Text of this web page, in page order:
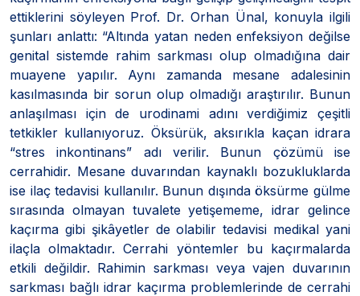
ettiklerini söyleyen Prof. Dr. Orhan Ünal, konuyla ilgili
şunları anlattı: “Altında yatan neden enfeksiyon değilse
genital sistemde rahim sarkması olup olmadığına dair
muayene yapılır. Aynı zamanda mesane adalesinin
kasılmasında bir sorun olup olmadığı araştırılır. Bunun
anlaşılması için de urodinami adını verdiğimiz çeşitli
tetkikler kullanıyoruz. Öksürük, aksırıkla kaçan idrara
“stres inkontinans” adı verilir. Bunun çözümü ise
cerrahidir. Mesane duvarından kaynaklı bozukluklarda
ise ilaç tedavisi kullanılır. Bunun dışında öksürme gülme
sırasında olmayan tuvalete yetişememe, idrar gelince
kaçırma gibi şikâyetler de olabilir tedavisi medikal yani
ilaçla olmaktadır. Cerrahi yöntemler bu kaçırmalarda
etkili değildir. Rahimin sarkması veya vajen duvarının
sarkması bağlı idrar kaçırma problemlerinde de cerrahi